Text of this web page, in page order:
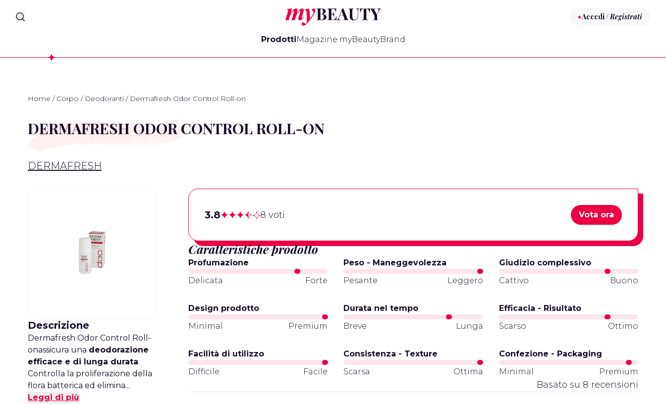
myBeauty Accedi /Registrati
ProdottiMagazine myBeautyBrand
Home / Corpo / Deodoranti / Dermafresh Odor Control Roll-on
DERMAFRESH ODOR CONTROL ROLL-ON
DERMAFRESH
Descrizione
Dermafresh Odor Control Roll-
onassicura una deodorazione
efficace e di lunga durata.
Controlla la proliferazione della
flora batterica ed elimina...
Leggi di più
3.8 8 voti Vota ora
Caratteristiche prodotto
Profumazione
Delicata
Forte
Peso - Maneggevolezza
Pesante
Leggero
Giudizio complessivo
Cattivo
Buono
Design prodotto
Minimal
Premium
Durata nel tempo
Breve
Lunga
Efficacia - Risultato
Scarso
Ottimo
Facilità di utilizzo
Difficile
Facile
Consistenza - Texture
Scarsa
Ottima
Confezione - Packaging
Minimal
Premium
Basato su 8 recensioni